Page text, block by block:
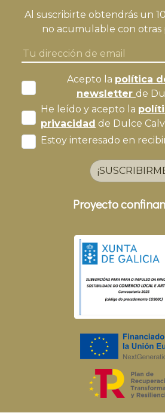
Al suscribirte obtendrás un
no acumulable con otras
Acepto la política
newsletter de
He leído y acepto la
privacidad de Dulce
Estoy interesado en
Proyecto